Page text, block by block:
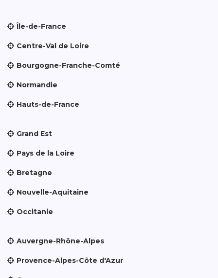
Île-de-France
Centre-Val de Loire
Bourgogne-Franche-Comté
Normandie
Hauts-de-France
Grand Est
Pays de la Loire
Bretagne
Nouvelle-Aquitaine
Occitanie
Auvergne-Rhône-Alpes
Provence-Alpes-Côte d'Azur